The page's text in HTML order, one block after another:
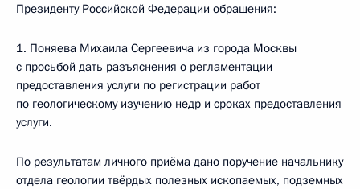
Президенту Российской Федерации обращения:
1. Поняева Михаила Сергеевича из города Москвы
с просьбой дать разъяснения о регламентации
предоставления услуги по регистрации работ
по геологическому изучению недр и сроках предоставления
услуги.
По результатам личного приёма дано поручение начальнику
отдела геологии твёрдых полезных ископаемых, подземных